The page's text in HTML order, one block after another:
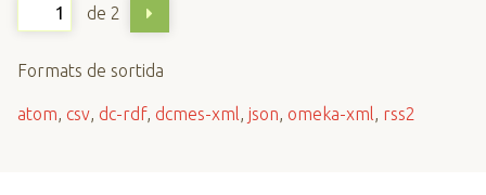
de 2
Formats de sortida
atom, csv, dc-rdf, dcmes-xml, json, omeka-xml, rss2